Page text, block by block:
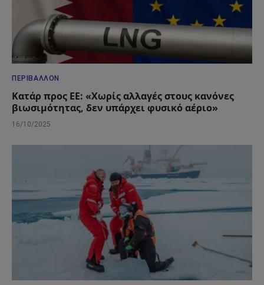
ΠΕΡΙΒΆΛΛΟΝ
Κατάρ προς ΕΕ: «Χωρίς αλλαγές στους κανόνες
βιωσιμότητας, δεν υπάρχει φυσικό αέριο»
16/10/2025